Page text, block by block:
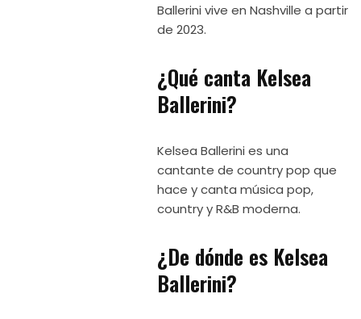
Ballerini vive en Nashville a partir
de 2023.
¿Qué canta Kelsea
Ballerini?
Kelsea Ballerini es una
cantante de country pop que
hace y canta música pop,
country y R&B moderna.
¿De dónde es Kelsea
Ballerini?